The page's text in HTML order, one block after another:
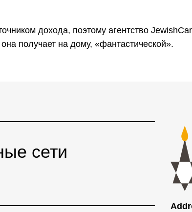
дохода, поэтому агентство
получает на дому, «фантастической».
сети